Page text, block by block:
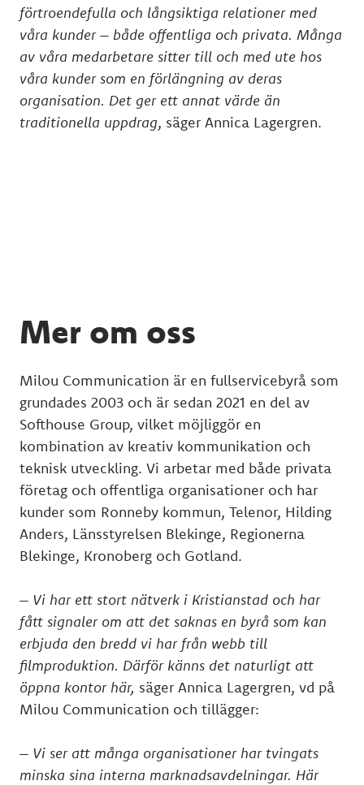
förtroendefulla och långsiktiga relationer med
våra kunder – både offentliga och privata. Många
av våra medarbetare sitter till och med ute hos
våra kunder som en förlängning av deras
organisation. Det ger ett annat värde än
traditionella uppdrag, säger Annica Lagergren.
Mer om oss
Milou Communication är en fullservicebyrå som
grundades 2003 och är sedan 2021 en del av
Softhouse Group, vilket möjliggör en
kombination av kreativ kommunikation och
teknisk utveckling. Vi arbetar med både privata
företag och offentliga organisationer och har
kunder som Ronneby kommun, Telenor, Hilding
Anders, Länsstyrelsen Blekinge, Regionerna
Blekinge, Kronoberg och Gotland.
– Vi har ett stort nätverk i Kristianstad och har
fått signaler om att det saknas en byrå som kan
erbjuda den bredd vi har från webb till
filmproduktion. Därför känns det naturligt att
öppna kontor här, säger Annica Lagergren, vd på
Milou Communication och tillägger:
– Vi ser att många organisationer har tvingats
minska sina interna marknadsavdelningar. Här